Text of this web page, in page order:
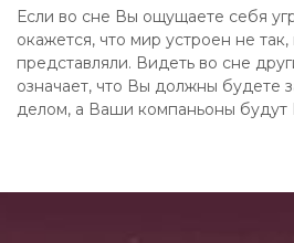
Если во сне Вы ощущаете себя
окажется, что мир устроен не
представляли. Видеть во сне
означает, что Вы должны будете
делом, а Ваши компаньоны будут